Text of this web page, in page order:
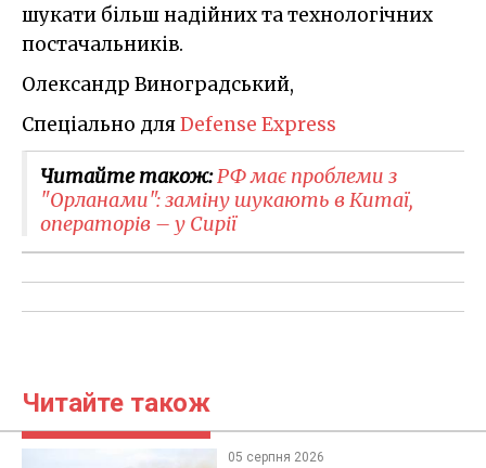
шукати більш надійних та технологічних
постачальників.
Олександр Виноградський,
Спеціально дляDefense Express
Читайте також:РФ має проблеми з
"Орланами": заміну шукають в Китаї,
операторів – у Сирії
Читайте також
05 серпня 2026